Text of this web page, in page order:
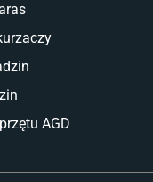
AGD